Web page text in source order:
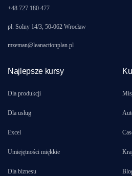
+48 727 180 477
pl. Solny 14/3, 50-062 Wrocław
mzeman@leanactionplan.pl
Najlepsze kursy
Dla produkcji
Dla usług
Excel
Umiejętności miękkie
Dla biznesu